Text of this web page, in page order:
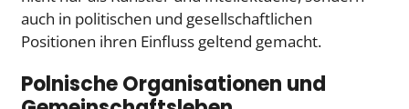
auch in politischen und gesellschaftlichen
Positionen ihren Einfluss geltend gemacht.
Polnische Organisationen und